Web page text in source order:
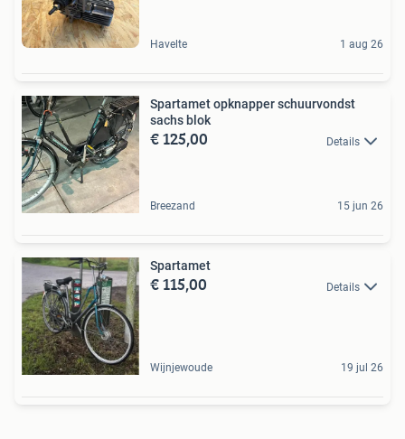
Havelte 1 aug 26
Spartamet opknapper schuurvondst
sachs blok
€ 125,00 Details
Breezand 15 jun 26
Spartamet
€ 115,00 Details
Wijnjewoude 19 jul 26